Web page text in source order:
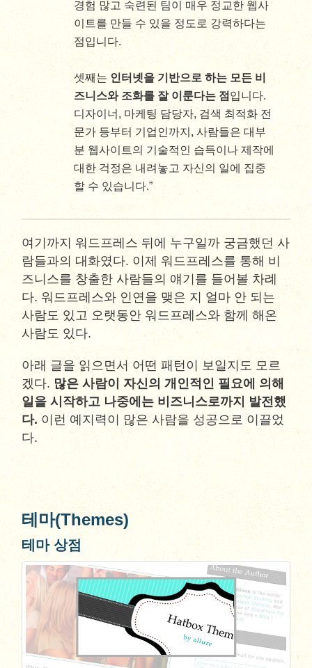
경험 많고 숙련된 팀이 매우 정교한 웹사
이트를 만들 수 있을 정도로 강력하다는
점입니다.
셋째는인터넷을 기반으로 하는 모든 비
즈니스와 조화를 잘 이룬다는 점입니다.
디자이너, 마케팅 담당자, 검색 최적화 전
문가 등부터 기업인까지, 사람들은 대부
분 웹사이트의 기술적인 습득이나 제작에
대한 걱정은 내려놓고 자신의 일에 집중
할 수 있습니다.”
여기까지 워드프레스 뒤에 누구일까 궁금했던 사
람들과의 대화였다. 이제 워드프레스를 통해 비
즈니스를 창출한 사람들의 얘기를 들어볼 차례
다. 워드프레스와 인연을 맺은 지 얼마 안 되는
사람도 있고 오랫동안 워드프레스와 함께 해온
사람도 있다.
아래 글을 읽으면서 어떤 패턴이 보일지도 모르
겠다. 많은 사람이 자신의 개인적인 필요에 의해
일을 시작하고 나중에는 비즈니스로까지 발전했
다. 이런 예지력이 많은 사람을 성공으로 이끌었
다.
테마(Themes)
테마 상점